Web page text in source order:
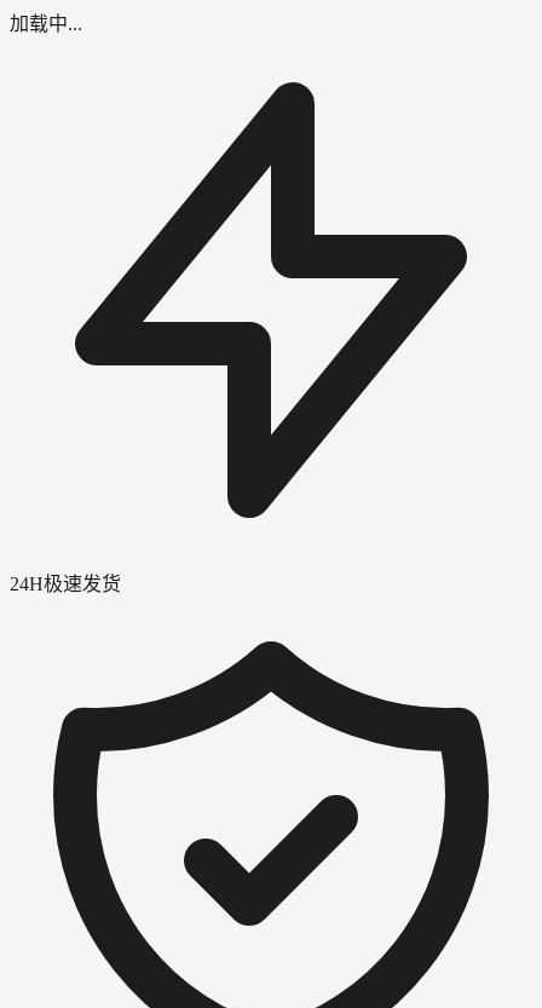
加载中...
24H极速发货